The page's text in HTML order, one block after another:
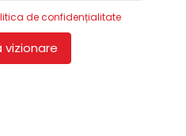
de confidențialitate
vizionare